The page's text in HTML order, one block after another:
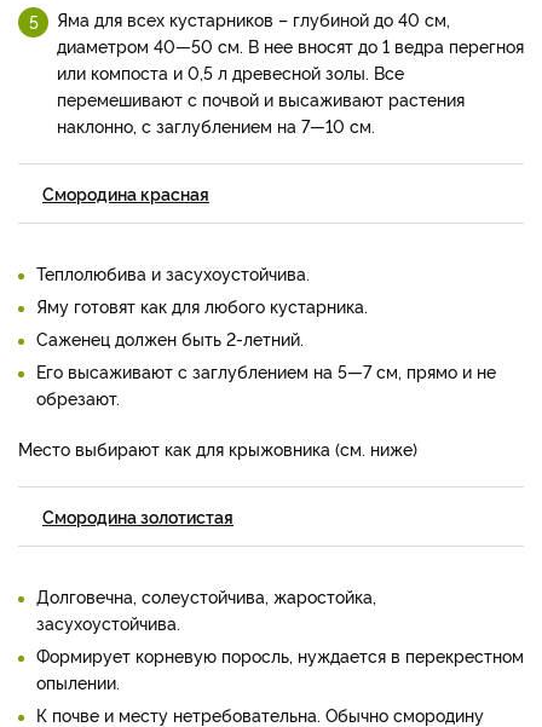
Яма для всех кустарников – глубиной до 40 см,
диаметром 40—50 см. В нее вносят до 1 ведра перегноя
или компоста и 0,5 л древесной золы. Все
перемешивают с почвой и высаживают растения
наклонно, с заглублением на 7—10 см.
Смородина красная
Теплолюбива и засухоустойчива.
Яму готовят как для любого кустарника.
Саженец должен быть 2-летний.
Его высаживают с заглублением на 5—7 см, прямо и не
обрезают.
Место выбирают как для крыжовника (см. ниже)
Смородина золотистая
Долговечна, солеустойчива, жаростойка,
засухоустойчива.
Формирует корневую поросль, нуждается в перекрестном
опылении.
К почве и месту нетребовательна. Обычно смородину